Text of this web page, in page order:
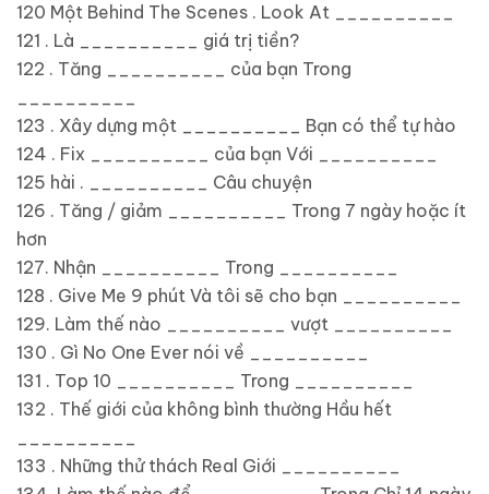
120 Một Behind The Scenes . Look At __________
121 . Là __________ giá trị tiền?
122 . Tăng __________ của bạn Trong
123 . Xây dựng một __________ Bạn có thể tự hào
124 . Fix __________ của bạn Với __________
125 hài . __________ Câu chuyện
126 . Tăng / giảm __________ Trong 7 ngày hoặc ít
hơn
127. Nhận __________ Trong __________
128 . Give Me 9 phút Và tôi sẽ cho bạn __________
129. Làm thế nào __________ vượt __________
130 . Gì No One Ever nói về __________
131 . Top 10 __________ Trong __________
132 . Thế giới của không bình thường Hầu hết
133 . Những thử thách Real Giới __________